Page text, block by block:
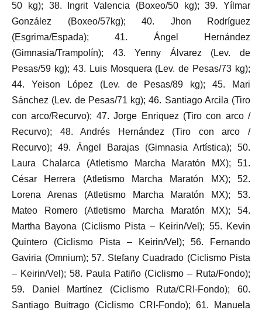
50 kg); 38. Ingrit Valencia (Boxeo/50 kg); 39. Yílmar
González (Boxeo/57kg); 40. Jhon Rodríguez
(Esgrima/Espada); 41. Ángel Hernández
(Gimnasia/Trampolín); 43. Yenny Álvarez (Lev. de
Pesas/59 kg); 43. Luis Mosquera (Lev. de Pesas/73 kg);
44. Yeison López (Lev. de Pesas/89 kg); 45. Mari
Sánchez (Lev. de Pesas/71 kg); 46. Santiago Arcila (Tiro
con arco/Recurvo); 47. Jorge Enriquez (Tiro con arco /
Recurvo); 48. Andrés Hernández (Tiro con arco /
Recurvo); 49. Ángel Barajas (Gimnasia Artística); 50.
Laura Chalarca (Atletismo Marcha Maratón MX); 51.
César Herrera (Atletismo Marcha Maratón MX); 52.
Lorena Arenas (Atletismo Marcha Maratón MX); 53.
Mateo Romero (Atletismo Marcha Maratón MX); 54.
Martha Bayona (Ciclismo Pista – Keirin/Vel); 55. Kevin
Quintero (Ciclismo Pista – Keirin/Vel); 56. Fernando
Gaviria (Omnium); 57. Stefany Cuadrado (Ciclismo Pista
– Keirin/Vel); 58. Paula Patiño (Ciclismo – Ruta/Fondo);
59. Daniel Martínez (Ciclismo Ruta/CRI-Fondo); 60.
Santiago Buitrago (Ciclismo CRI-Fondo); 61. Manuela